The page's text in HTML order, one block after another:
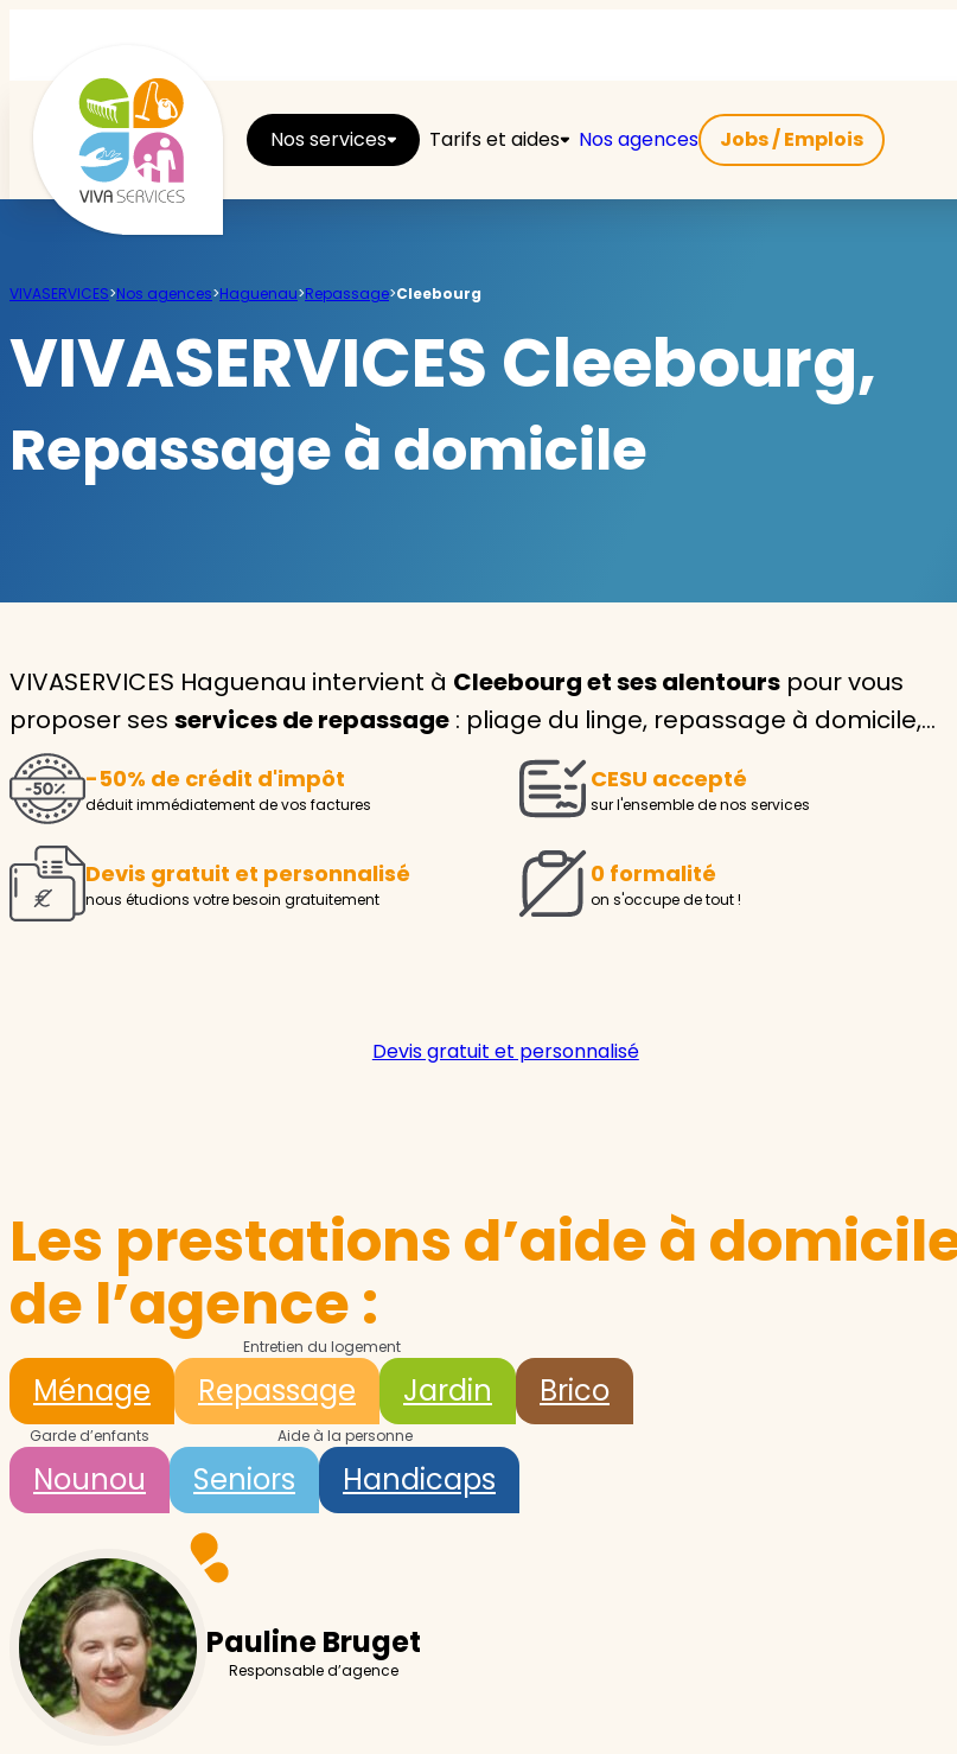
Nos services Tarifs et aides Nos agences Jobs / Emplois
Repassage
Jardin
Aide à la personne
Seniors
Handicaps
Avec
service à domicile
correspond !
Pour l’entretien de votre logement,
ou l’accompagnement d’un parent,
domicile sont là pour vous épauler.
VIVASERVICES>Nos agences>Haguenau>Repassage>Cleebourg
VIVASERVICES Cleebourg,
Repassage à domicile
VIVASERVICES Haguenau intervient à Cleebourg et ses alentours pour vous
proposer ses services de repassage : pliage du linge, repassage à domicile,…
-50% de crédit d'impôt
déduit immédiatement de vos factures
CESU accepté
sur l'ensemble de nos services
Devis gratuit et personnalisé
nous étudions votre besoin gratuitement
0 formalité
on s'occupe de tout !
Devis gratuit et personnalisé
Les prestations d’aide à
de l’agence :
Entretien du logement
Ménage Repassage Jardin Brico
Garde d’enfants
Nounou
Aide à la personne
Seniors Handicaps
Pauline Bruget
Responsable d’agence